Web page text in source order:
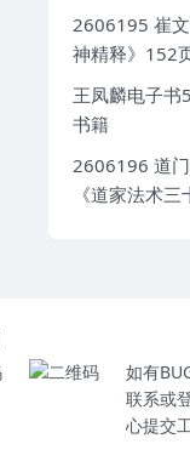
2606195 崔
神精释》152
王凤麟电子书
书籍
2606196 道
《道家法术
如有
联系或
心提交